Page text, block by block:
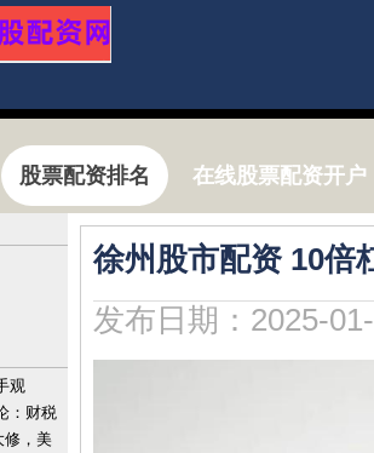
股票配资排名 在线股票配资开户
徐州股市配资 10倍
发布日期：2025-
观
10万
：财税
路线图
修，美